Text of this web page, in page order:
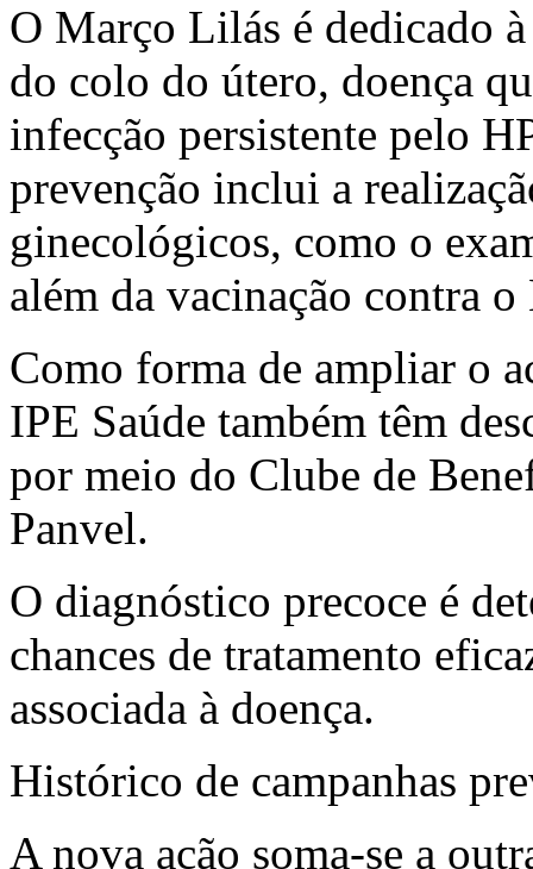
O Março Lilás é dedicado
do colo do útero, doença
infecção persistente pelo
prevenção inclui a
ginecológicos, como o
além da vacinação contra o
Como forma de ampliar o
IPE Saúde também têm
por meio do Clube de
Panvel.
O diagnóstico precoce é
chances de tratamento
associada à doença.
Histórico de campanhas
A nova ação soma-se a